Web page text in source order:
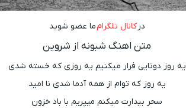
درکانال تلگرامما عضو شوید
متن اهنگ شبونه از شروین
یه روز دوتایی فرار میکنیم یه روزی که خسته شدی
یه روز که توام از همه آدما شدی نا امید
سحر بیدارت میکنم میپریم با باد خزون